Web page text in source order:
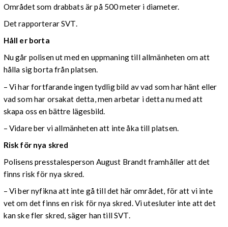
Området som drabbats är på 500 meter i diameter.
Det rapporterar SVT.
Håll er borta
Nu går polisen ut med en uppmaning till allmänheten om att
hålla sig borta från platsen.
– Vi har fortfarande ingen tydlig bild av vad som har hänt eller
vad som har orsakat detta, men arbetar i detta nu med att
skapa oss en bättre lägesbild.
– Vidare ber vi allmänheten att inte åka till platsen.
Risk för nya skred
Polisens presstalesperson August Brandt framhåller att det
finns risk för nya skred.
– Vi ber nyfikna att inte gå till det här området, för att vi inte
vet om det finns en risk för nya skred. Vi utesluter inte att det
kan ske fler skred, säger han till SVT.